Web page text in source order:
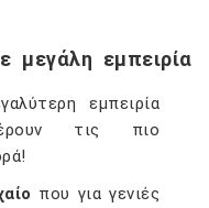
μεγάλη εμπειρία
εμπειρία
τις πιο
που για γενιές